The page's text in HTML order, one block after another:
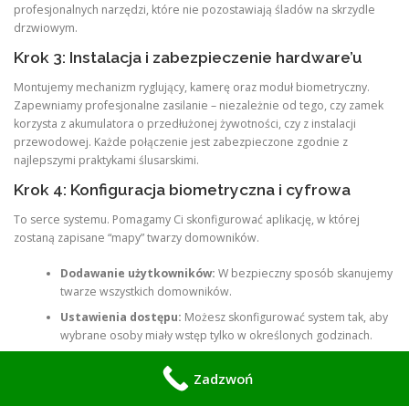
profesjonalnych narzędzi, które nie pozostawiają śladów na skrzydle
drzwiowym.
Krok 3: Instalacja i zabezpieczenie hardware’u
Montujemy mechanizm ryglujący, kamerę oraz moduł biometryczny.
Zapewniamy profesjonalne zasilanie – niezależnie od tego, czy zamek
korzysta z akumulatora o przedłużonej żywotności, czy z instalacji
przewodowej. Każde połączenie jest zabezpieczone zgodnie z
najlepszymi praktykami ślusarskimi.
Krok 4: Konfiguracja biometryczna i cyfrowa
To serce systemu. Pomagamy Ci skonfigurować aplikację, w której
zostaną zapisane “mapy” twarzy domowników.
Dodawanie użytkowników: W bezpieczny sposób skanujemy
twarze wszystkich domowników.
Ustawienia dostępu: Możesz skonfigurować system tak, aby
wybrane osoby miały wstęp tylko w określonych godzinach.
otrzymywał powiadomienia na telefon za każdym razem, gdy
Zadzwoń